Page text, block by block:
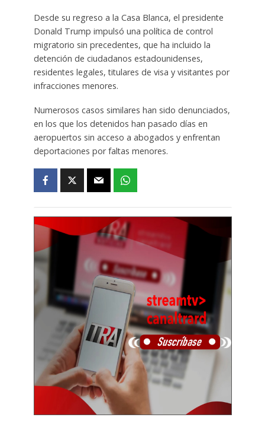
Desde su regreso a la Casa Blanca, el presidente
Donald Trump impulsó una política de control
migratorio sin precedentes, que ha incluido la
detención de ciudadanos estadounidenses,
residentes legales, titulares de visa y visitantes por
infracciones menores.
Numerosos casos similares han sido denunciados,
en los que los detenidos han pasado días en
aeropuertos sin acceso a abogados y enfrentan
deportaciones por faltas menores.